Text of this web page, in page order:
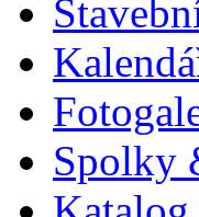
Spolky